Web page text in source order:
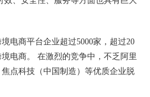
电商平台企业超过5000家，超过20
电商。 在激烈的竞争中，不乏阿里
点科技（中国制造）等优质企业脱